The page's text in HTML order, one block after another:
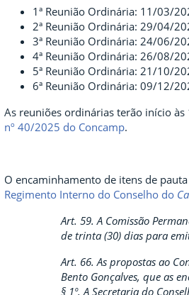
1ª Reunião Ordinária: 11/03/
2ª Reunião Ordinária: 29/04/
3ª Reunião Ordinária: 24/06/
4ª Reunião Ordinária: 26/08/
5ª Reunião Ordinária: 21/10/
6ª Reunião Ordinária: 09/12/
As reuniões ordinárias terão início
nº 40/2025 do Concamp.
O encaminhamento de itens de
Regimento Interno do Conselho do
Art. 59. A Comissão
de trinta (30) dias para
Art. 66. As propostas ao
Bento Gonçalves, que as
§ 1º. A Secretaria do